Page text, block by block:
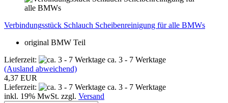
Verbindungsstück Schlauch Scheibenreinigung für alle BMWs
original BMW Teil
Lieferzeit:
ca. 3 - 7 Werktage
(Ausland abweichend)
4,37 EUR
Lieferzeit:
ca. 3 - 7 Werktage
inkl. 19% MwSt. zzgl. Versand